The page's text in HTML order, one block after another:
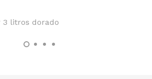
litros dorado